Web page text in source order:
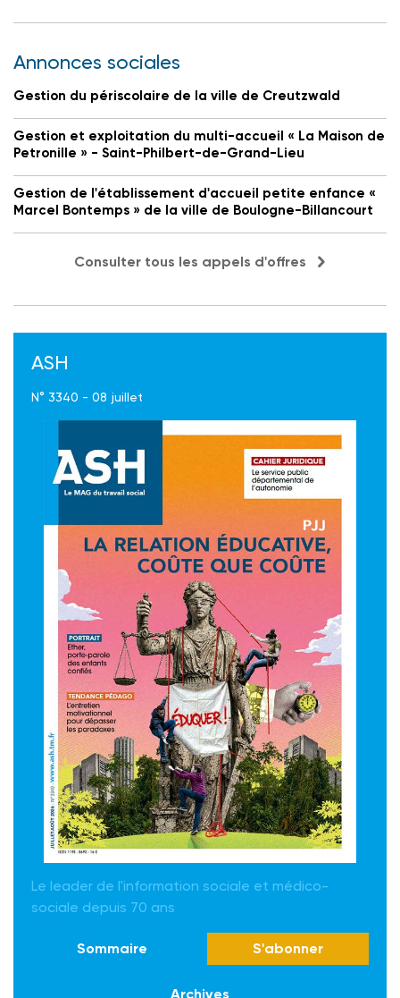
Annonces sociales
Gestion du périscolaire de la ville de Creutzwald
Gestion et exploitation du multi-accueil « La Maison de
Petronille » - Saint-Philbert-de-Grand-Lieu
Gestion de l'établissement d'accueil petite enfance «
Marcel Bontemps » de la ville de Boulogne-Billancourt
Consulter tous les appels d'offres
ASH
N° 3340 - 08 juillet
Le leader de l'information sociale et médico-
sociale depuis 70 ans
Sommaire S'abonner
Archives